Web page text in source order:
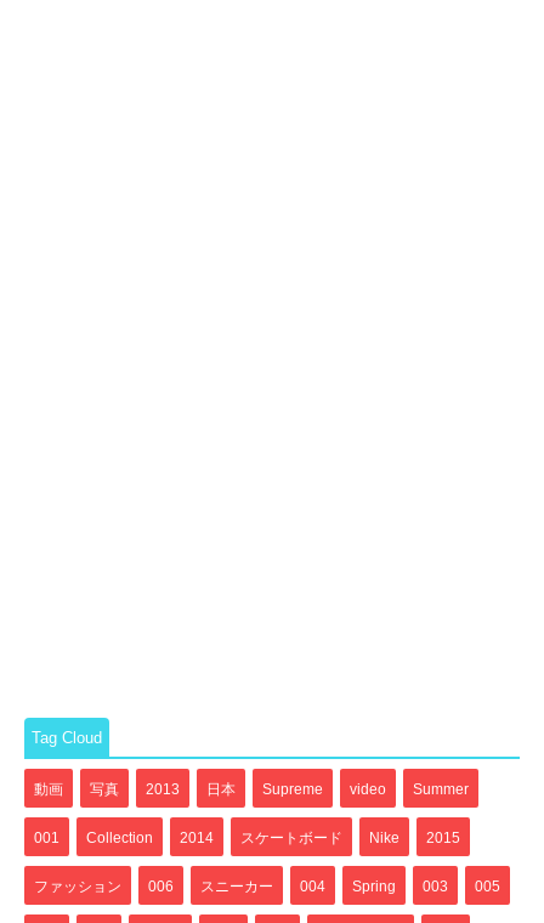
Tag Cloud
動画 写真 2013 日本 Supreme video Summer
001 Collection 2014 スケートボード Nike 2015
ファッション 006 スニーカー 004 Spring 003 005